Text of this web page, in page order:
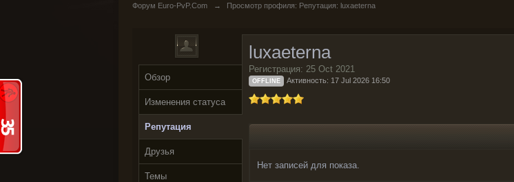
Форум Euro-PvP.Com → Просмотр профиля: Репутация: luxaeterna
Обзор
Изменения статуса
Репутация
Друзья
Темы
luxaeterna
Регистрация: 25 Oct 2021
OFFLINE Активность: 17 Jul 2026 16:50
Нет записей для показа.